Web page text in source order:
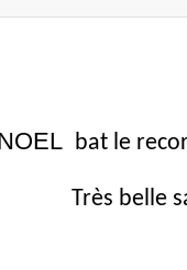
bat le
Très belle